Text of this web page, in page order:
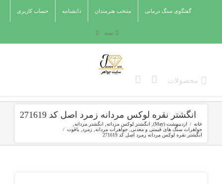
گفتگوی سنگ درمانی منتخب هنرمندان دانشنامه حساب کاربری
سبد
انگشتر نقره لوکس مردانه زمرد اصل کد 271619
خانه / اردیبهشت (May) انگشتر لوکس مردانه انگشتر مردانه
جواهرات سنگ های قیمتی و معدنی جواهرات مردانه زمرد یاقوت /
انگشتر نقره لوکس مردانه زمرد اصل کد 271619